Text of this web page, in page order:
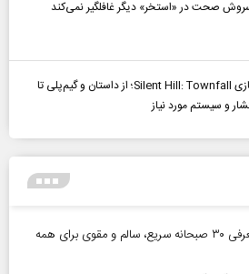
صحت در «استخر» دیگر غافلگیر نمی‌کند
بررسی بازی Silent Hill: Townfall؛ از داستان و گیم‌پلی تا
و سیستم مورد نیاز
صبحانه چی درست کنم؟ معرفی ۳۰ صبحانه سریع، سالم و مقوی برای همه